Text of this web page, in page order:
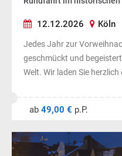
12.12.2026 Köln
Jedes Jahr zur
geschmückt und
Welt. Wir laden Sie herzlich
ab 49,00 € p.P.